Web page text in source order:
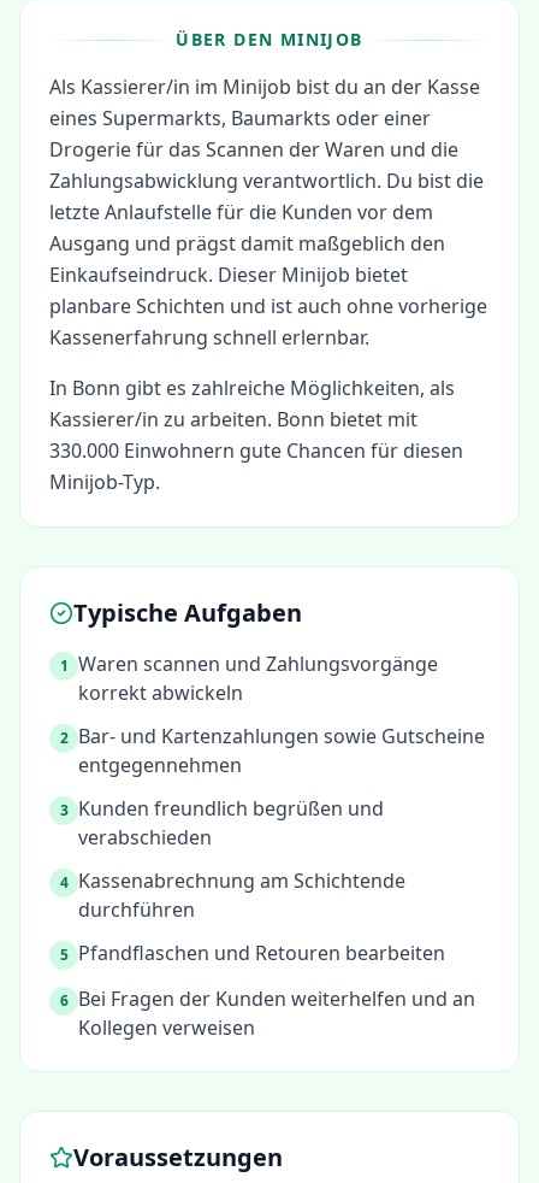
ÜBER DEN MINIJOB
Als Kassierer/in im Minijob bist du an der Kasse
eines Supermarkts, Baumarkts oder einer
Drogerie für das Scannen der Waren und die
Zahlungsabwicklung verantwortlich. Du bist die
letzte Anlaufstelle für die Kunden vor dem
Ausgang und prägst damit maßgeblich den
Einkaufseindruck. Dieser Minijob bietet
planbare Schichten und ist auch ohne vorherige
Kassenerfahrung schnell erlernbar.
In Bonn gibt es zahlreiche Möglichkeiten, als
Kassierer/in zu arbeiten. Bonn bietet mit
330.000 Einwohnern gute Chancen für diesen
Minijob-Typ.
Typische Aufgaben
1 Waren scannen und Zahlungsvorgänge
korrekt abwickeln
2 Bar- und Kartenzahlungen sowie Gutscheine
entgegennehmen
3 Kunden freundlich begrüßen und
verabschieden
4 Kassenabrechnung am Schichtende
durchführen
5 Pfandflaschen und Retouren bearbeiten
6 Bei Fragen der Kunden weiterhelfen und an
Kollegen verweisen
Voraussetzungen